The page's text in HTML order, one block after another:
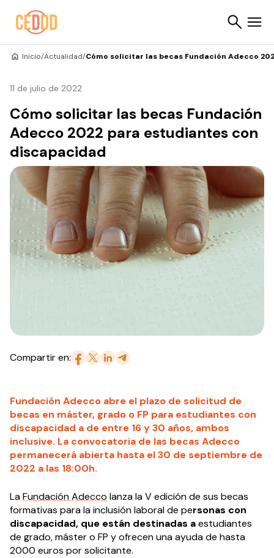
Inicio/Actualidad/Cómo solicitar las becas Fundación Adecco
11 de julio de 2022
Cómo solicitar las becas Fundación
Adecco 2022 para estudiantes con
discapacidad
Compartir en:
Fundación Adecco abre el plazo de solicitud de
becas en máster, grado o FP para estudiantes con
discapacidad a de entre 16 y 30 años, ambos
inclusive. La convocatoria de las becas Adecco
permanecerá abierta hasta el 30 de septiembre de
2022 a las 18:00h.
LaFundación Adecco lanza la V edición de sus becas
formativas para la inclusión laboral de personas con
discapacidad, que están destinadas aestudiantes
de grado, máster o FP y ofrecen una ayuda de hasta
2000 euros por solicitante.